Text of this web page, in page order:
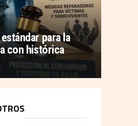
para la
con histórica